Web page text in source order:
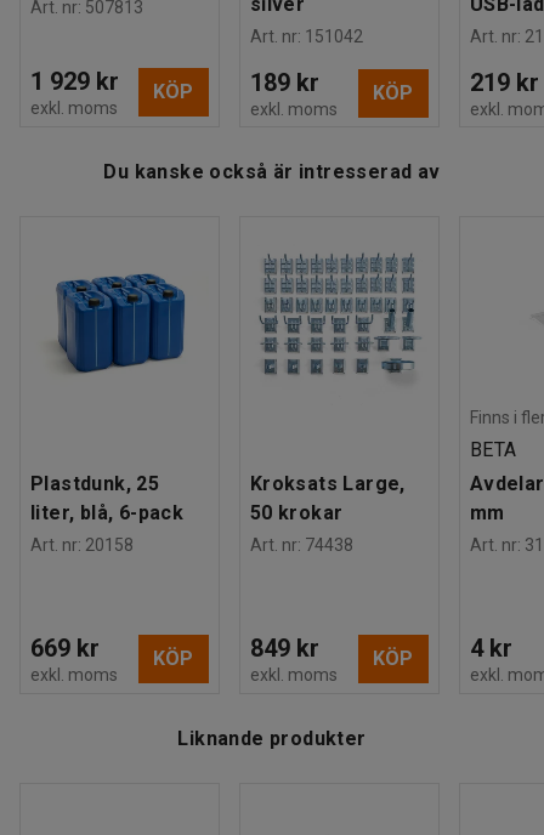
Art. nr: 507813
1 929 kr
exkl. moms
KÖP
Art. nr: 151042
189 kr
exkl. moms
KÖP
Art. nr:
219 kr
exkl.
Du kanske också är intresserad av
Plastdunk, 25
liter, blå, 6-pack
Art. nr: 20158
669 kr
exkl. moms
KÖP
Kroksats Large,
50 krokar
Art. nr: 74438
849 kr
exkl. moms
KÖP
Finns i
BETA
mm
Art. nr:
4 kr
exkl.
Liknande produkter